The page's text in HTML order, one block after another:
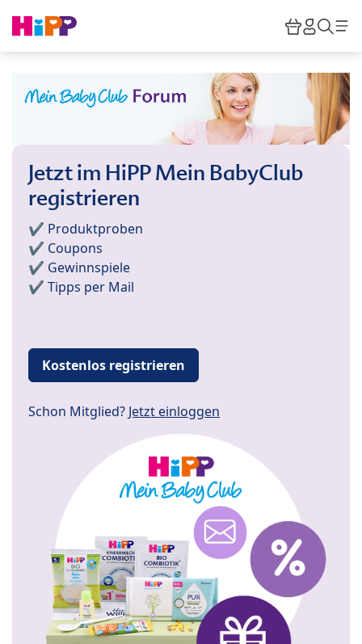
HiPP
Jetzt im HiPP Mein BabyClub
registrieren
✔️ Produktproben
✔️ Coupons
✔️ Gewinnspiele
✔️ Tipps per Mail
Kostenlos registrieren
Schon Mitglied? Jetzt einloggen